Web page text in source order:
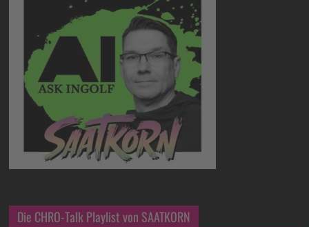
Die CHRO-Talk Playlist von SAATKORN